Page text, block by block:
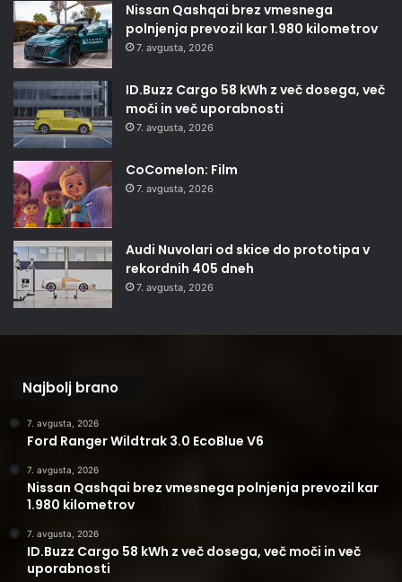
Nissan Qashqai brez vmesnega
polnjenja prevozil kar 1.980 kilometrov
7. avgusta, 2026
ID.Buzz Cargo 58 kWh z več dosega, več
moči in več uporabnosti
7. avgusta, 2026
CoComelon: Film
7. avgusta, 2026
Audi Nuvolari od skice do prototipa v
rekordnih 405 dneh
7. avgusta, 2026
Najbolj brano
7. avgusta, 2026
Ford Ranger Wildtrak 3.0 EcoBlue V6
7. avgusta, 2026
Nissan Qashqai brez vmesnega polnjenja prevozil kar
1.980 kilometrov
7. avgusta, 2026
ID.Buzz Cargo 58 kWh z več dosega, več moči in več
uporabnosti